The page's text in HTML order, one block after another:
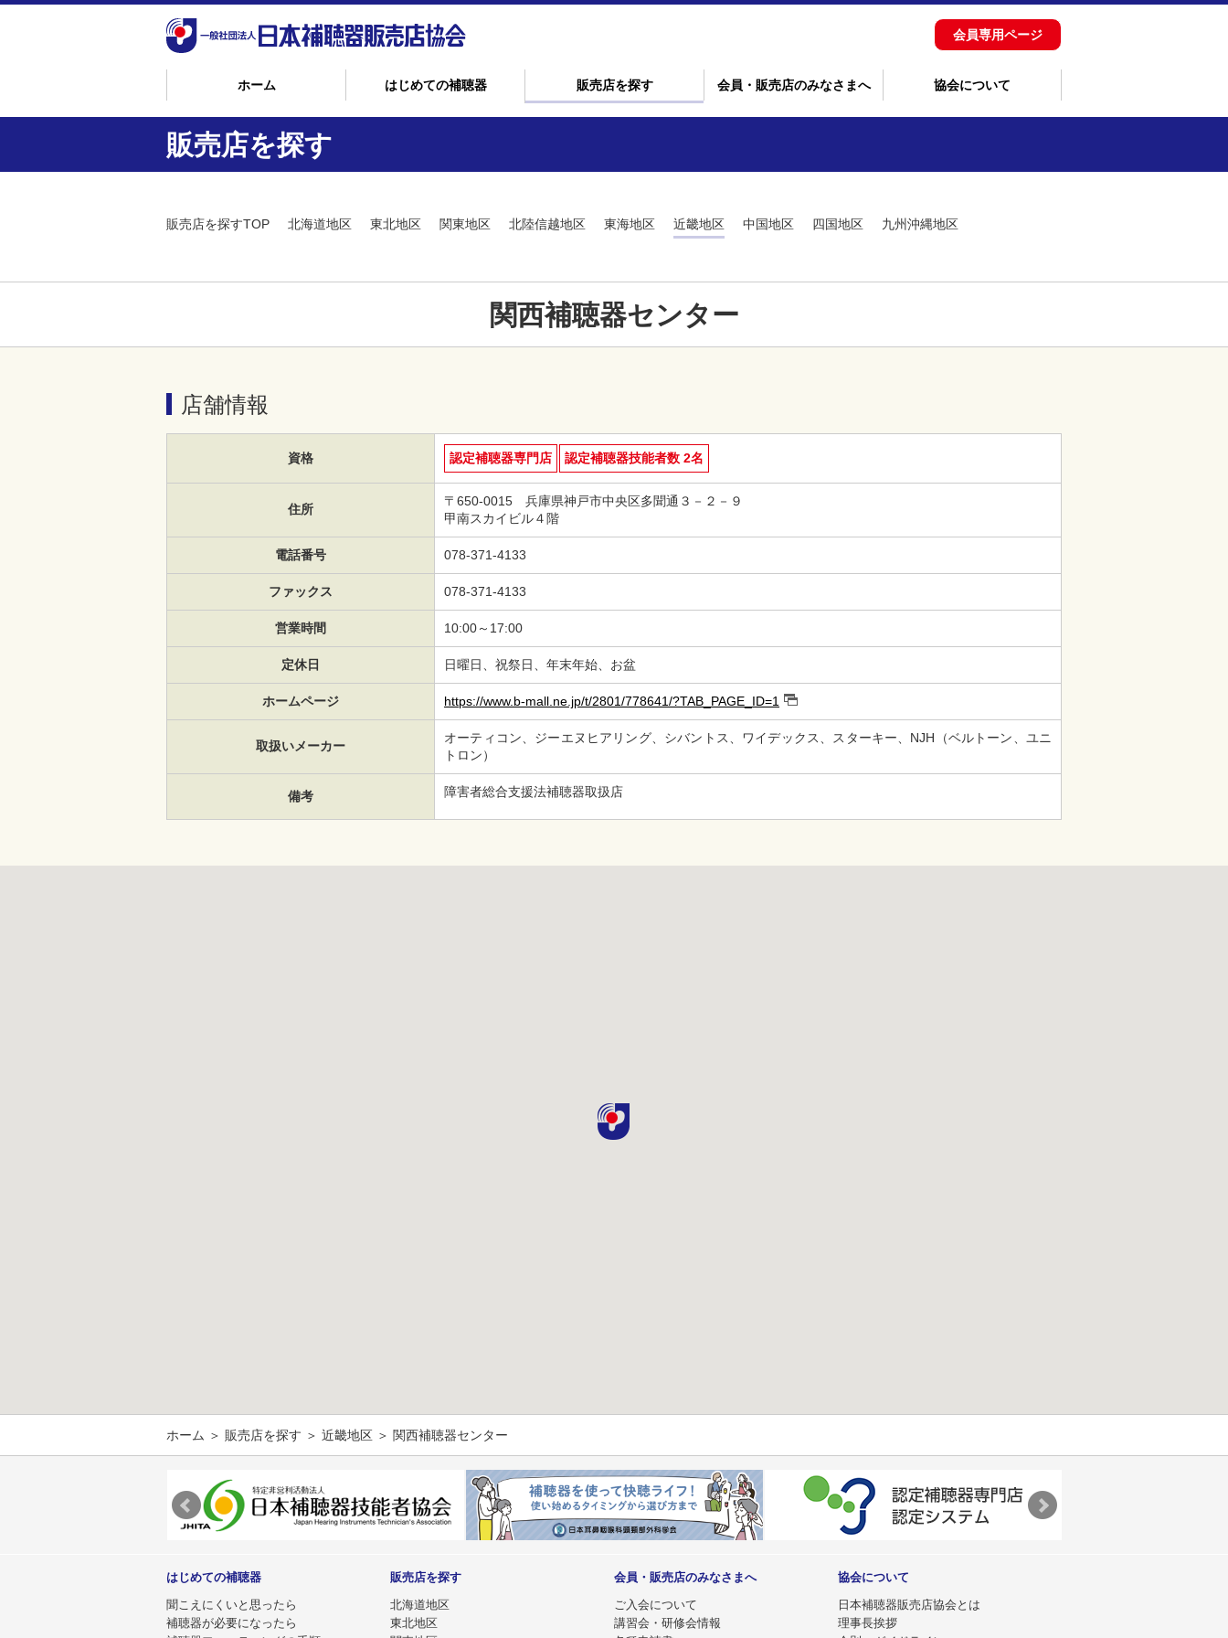
会員専用ページ
ホーム はじめての補聴器 販売店を探す 会員・販売店のみなさまへ 協会について
販売店を探す
販売店を探すTOP 北海道地区 東北地区 関東地区 北陸信越地区 東海地区 近畿地区 中国地区 四国地区 九州沖縄地区
関西補聴器センター
店舗情報
資格 認定補聴器専門店 認定補聴器技能者数 2名
住所
〒650-0015 兵庫県神戸市中央区多聞通３－２－９
甲南スカイビル４階
電話番号 078-371-4133
ファックス 078-371-4133
営業時間 10:00～17:00
定休日 日曜日、祝祭日、年末年始、お盆
ホームページ https://www.b-mall.ne.jp/t/2801/778641/?TAB_PAGE_ID=1
取扱いメーカー
オーティコン、ジーエヌヒアリング、シバントス、ワイデックス、スターキー、NJH（ベルトーン、ユニ
トロン）
備考 障害者総合支援法補聴器取扱店
ホーム ＞ 販売店を探す ＞ 近畿地区 ＞ 関西補聴器センター
はじめての補聴器
聞こえにくいと思ったら
補聴器が必要になったら
販売店を探す
北海道地区
東北地区
会員・販売店のみなさまへ
ご入会について
講習会・研修会情報
協会について
日本補聴器販売店協会とは
理事長挨拶